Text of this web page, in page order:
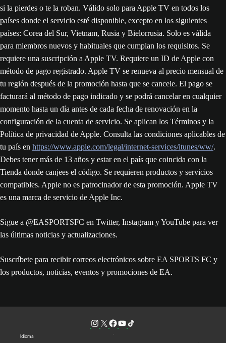
si la pierdes o te la roban. Válido solo para Apple TV en todos los
países donde el servicio esté disponible, excepto en los siguientes
países: Corea del Sur, Vietnam, Rusia y Bielorrusia. Solo es válida
para miembros nuevos y habituales que cumplan los requisitos. Se
requiere una suscripción a Apple TV. Requiere un ID de Apple con
método de pago registrado. Apple TV se renueva al precio mensual de
tu región después de la promoción hasta que se cancele. El pago se
facturará al método de pago indicado y se podrá cancelar en cualquier
momento hasta un día antes de cada fecha de renovación en la
configuración de la cuenta de servicio. Se aplican los Términos y la
Política de privacidad de Apple. Consulta las condiciones aplicables de
tu país en https://www.apple.com/legal/internet-services/itunes/ww/.
Debes tener más de 13 años y estar en el país que coincida con la
Tienda donde canjees el código. Se requieren productos y servicios
compatibles. Apple no es patrocinador de esta promoción. Apple TV
es una marca de servicio de Apple Inc.
Sigue a @EASPORTSFC en Twitter, Instagram y YouTube para ver
las últimas noticias y actualizaciones.
Suscríbete para recibir correos electrónicos sobre EA SPORTS FC y
los productos, noticias, eventos y promociones de EA.
Idioma